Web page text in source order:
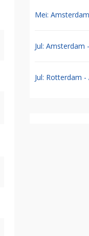
Mei:
Jul: Amsterdam
Jul: Rotterdam